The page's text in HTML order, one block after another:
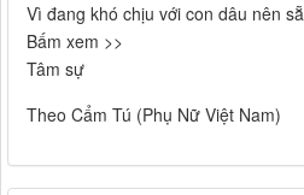
Vì đang khó chịu với con dâu nên
Bấm xem >>
Tâm sự
Theo Cẩm Tú (Phụ Nữ Việt Nam)